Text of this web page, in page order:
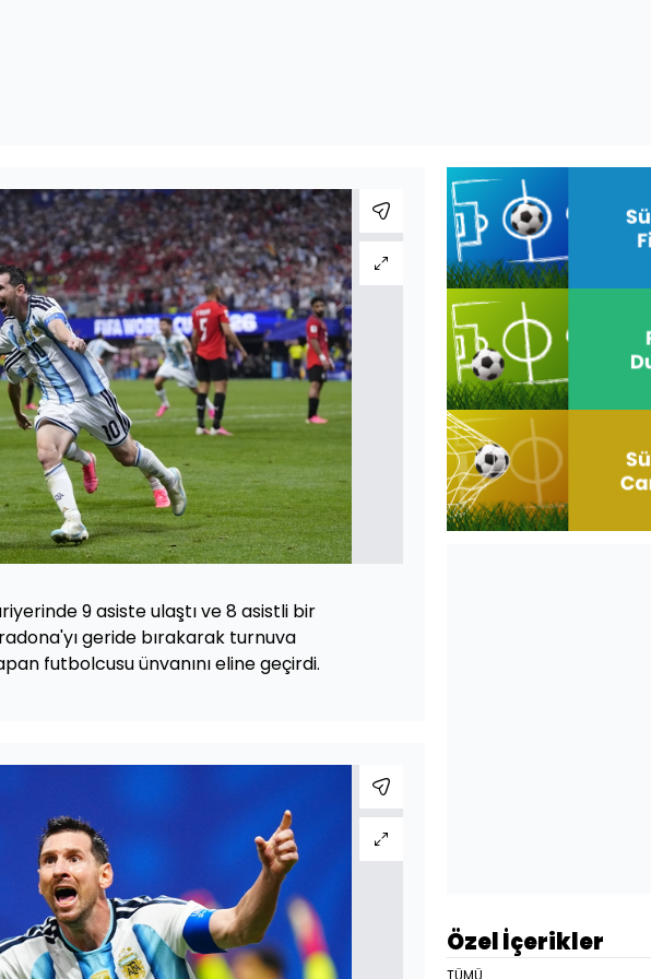
9 asiste ulaştı ve 8 asistli bir
geride bırakarak turnuva
futbolcusu ünvanını eline geçirdi.
Özel İçerikler